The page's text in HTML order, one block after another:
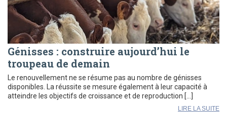
Génisses : construire aujourd’hui le
troupeau de demain
Le renouvellement ne se résume pas au nombre de génisses
disponibles. La réussite se mesure également à leur capacité à
atteindre les objectifs de croissance et de reproduction […]
LIRE LA SUITE